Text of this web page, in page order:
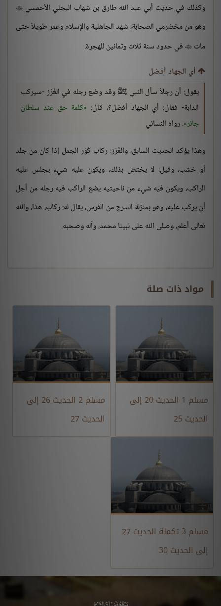
وكذلك في حديث أبي عبد الله طارق بن شهاب البجلي الأحمسي 
وهو من مخضرمي الصحابة، شهد الجاهلية والإسلام وعمر طويلاً حتى
مات  في حدود سنة ثلاث وثمانين للهجرة.
أي الجهاد أفضل
يقول: أن رجلاً سأل النبي ﷺ وقد وضع رجله في الغَرْز -سيركب
الدابة- فقال: أي الجهاد أفضل؟، قال: كلمة حق عند سلطان
جائر . رواه النسائي
وهذا يؤكد الحديث السابق، والغَرْز: ركاب كَوْر الجمل إذا كان من جلد
أو خشب، وقيل: لا يختص بذلك، ويكون عليه شيء يجلس عليه
الراكب، ويكون فيه شيء من ناحيتيه يضع الراكب فيه رجله من أجل
أن يركب عليه، وهو بمنزلة السرج من الفرس، يقال له: ركاب، هذا، والله
تعالى أعلم، وصلى الله على نبينا محمد، وآله وصحبه.
مواد ذات صلة
مسلم 1 الحديث 20 إلى
الحديث 25
مسلم 2 الحديث 26 إلى
الحديث 27
مسلم 3 تكملة الحديث 27
إلى الحديث 30